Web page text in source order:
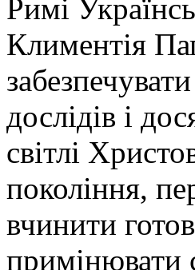
Римі
Климентія
дослідів і
світлі
покоління,
вчинити
примінювати